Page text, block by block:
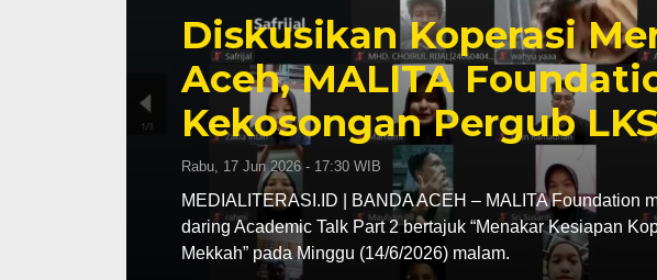
Diskusikan Koperasi
Aceh, MALITA
Kekosongan Pergub
Rabu, 17 Jun 2026 - 17:30 WIB
MEDIALITERASI.ID | BANDA ACEH – MALITA Foundation
daring Academic Talk Part 2 bertajuk “Menakar Kesiapan
Mekkah” pada Minggu (14/6/2026) malam.